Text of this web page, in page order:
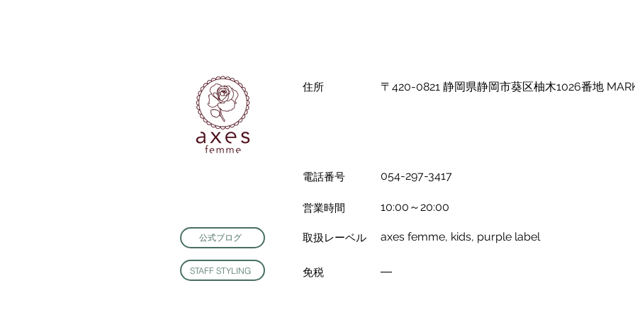
公式ブログ
STAFF STYLING
住所 〒420-0821 静岡県静岡市葵区柚木1026番地
電話番号
営業時間
取扱レーベル
054-297-3417
10:00～20:00
axes femme, kids, purple label
免税 ―